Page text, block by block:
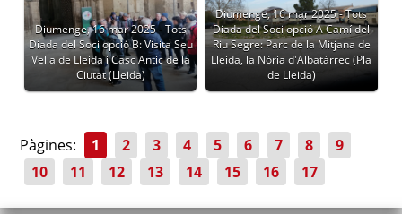
Diumenge, 16 mar 2025 - Tots
Diada del Soci opció B: Visita Seu
Vella de Lleida i Casc Antic de la
Ciutat (Lleida)
Diumenge, 16 mar 2025 - Tots
Diada del Soci opció A Camí del
Riu Segre: Parc de la Mitjana de
Lleida, la Nòria d'Albatàrrec (Pla
de Lleida)
Pàgines: 1 2 3 4 5 6 7 8
9
10
11 12 13 14 15 16 17